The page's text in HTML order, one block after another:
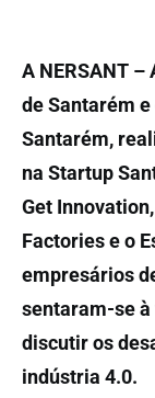
A NERSANT
de Santarém
Santarém,
na Startup
Get
Factories e o
empresários
sentaram-se à
discutir os
indústria 4.0.